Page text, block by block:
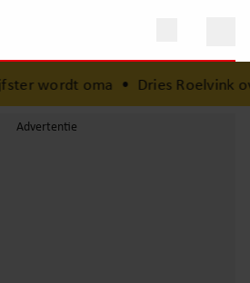
wordt oma•Dries Roelvink